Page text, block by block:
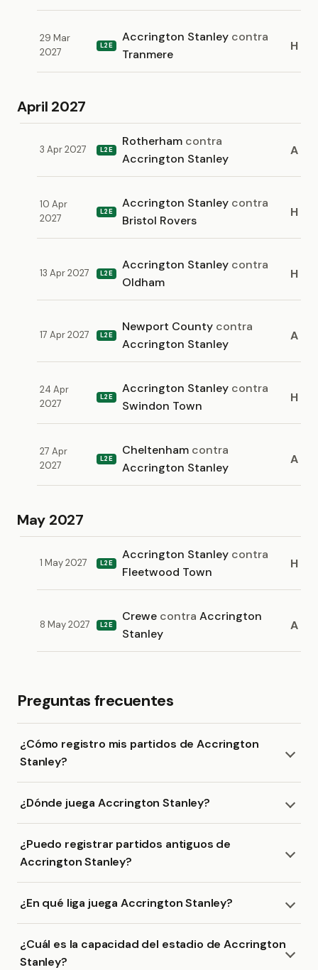
29 Mar
2027
L2E
Accrington Stanley contra
Tranmere
H
April 2027
3 Apr 2027 L2E
Rotherham contra
Accrington Stanley
A
10 Apr
2027
L2E
Accrington Stanley contra
Bristol Rovers
H
13 Apr 2027 L2E
Accrington Stanley contra
Oldham
H
17 Apr 2027 L2E
Newport County contra
Accrington Stanley
A
24 Apr
2027
L2E
Accrington Stanley contra
Swindon Town
H
27 Apr
2027
L2E
Cheltenham contra
Accrington Stanley
A
May 2027
1 May 2027 L2E
Accrington Stanley contra
Fleetwood Town
H
8 May 2027 L2E
Crewe contra Accrington
Stanley
A
Preguntas frecuentes
¿Cómo registro mis partidos de Accrington
Stanley?
¿Dónde juega Accrington Stanley?
¿Puedo registrar partidos antiguos de
Accrington Stanley?
¿En qué liga juega Accrington Stanley?
¿Cuál es la capacidad del estadio de Accrington
Stanley?